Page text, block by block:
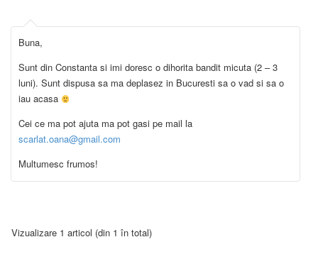
Buna,
Sunt din Constanta si imi doresc o dihorita bandit micuta (2 – 3
luni). Sunt dispusa sa ma deplasez in Bucuresti sa o vad si sa o
iau acasa
Cei ce ma pot ajuta ma pot gasi pe mail la
scarlat.oana@gmail.com
Multumesc frumos!
Vizualizare 1 articol (din 1 în total)